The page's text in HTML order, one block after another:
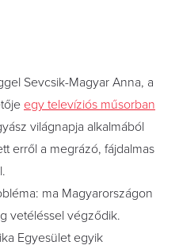
Sevcsik-Magyar Anna, a
egy televíziós műsorban
világnapja alkalmából
erről a megrázó, fájdalmas
ma Magyarországon
vetéléssel végződik.
Egyesület egyik